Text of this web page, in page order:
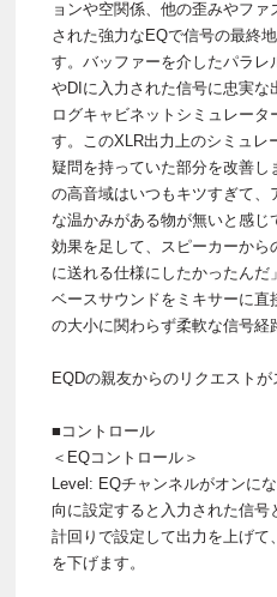
ョンや空関係、他の歪みやフ
された強力なEQで信号の最終
す。バッファーを介したパラ
やDIに入力された信号に忠実な
ログキャビネットシミュレータ
す。このXLR出力上のシミュレ
疑問を持っていた部分を改善
の高音域はいつもキツすぎて、
な温かみがある物が無いと感
効果を足して、スピーカーから
に送れる仕様にしたかったん
ベースサウンドをミキサーに
の大小に関わらず柔軟な信号経
EQDの親友からのリクエストが
■コントロール
＜EQコントロール＞
Level: EQチャンネルがオンに
向に設定すると入力された信
計回りで設定して出力を上げて
を下げます。